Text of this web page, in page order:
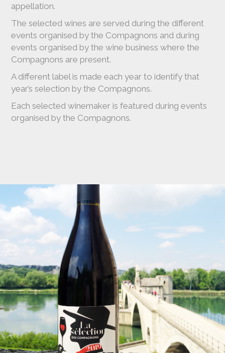
appellation.
The selected wines are served during the different
events organised by the Compagnons and during
events organised by the wine business where the
Compagnons are present.
A different label is made each year to identify that
year’s selection by the Compagnons.
Each selected winemaker is featured during events
organised by the Compagnons.